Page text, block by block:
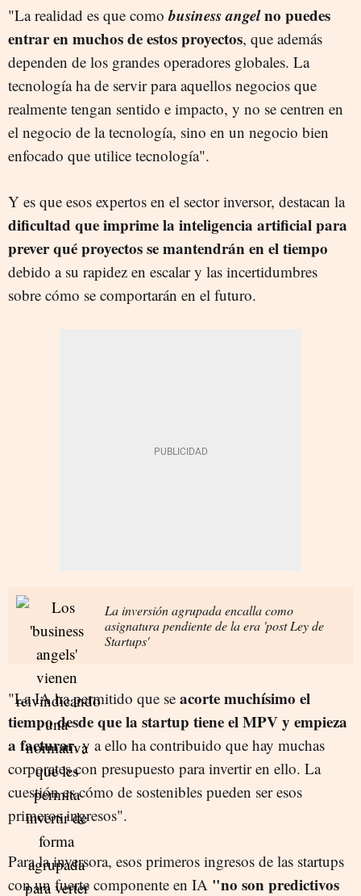
"La realidad es que como business angelno puedes
entrar en muchos de estos proyectos, que además
dependen de los grandes operadores globales. La
tecnología ha de servir para aquellos negocios que
realmente tengan sentido e impacto, y no se centren en
el negocio de la tecnología, sino en un negocio bien
enfocado que utilice tecnología".
Y es que esos expertos en el sector inversor, destacan la
dificultad que imprime la inteligencia artificial para
prever qué proyectos se mantendrán en el tiempo
debido a su rapidez en escalar y las incertidumbres
sobre cómo se comportarán en el futuro.
La inversión agrupada encalla como
asignatura pendiente de la era 'post Ley de
Startups'
"La IA ha permitido que se acorte muchísimo el
tiempo desde que la startup tiene el MPV y empieza
a facturar, y a ello ha contribuido que hay muchas
corporates con presupuesto para invertir en ello. La
cuestión es cómo de sostenibles pueden ser esos
primeros ingresos".
Para la inversora, esos primeros ingresos de las startups
con un fuerte componente en IA "no son predictivos